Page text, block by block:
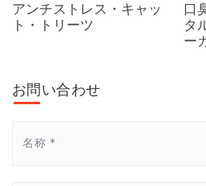
アンチストレス・キャッ
ト・トリーツ
口
タ
ー
お問い合わせ